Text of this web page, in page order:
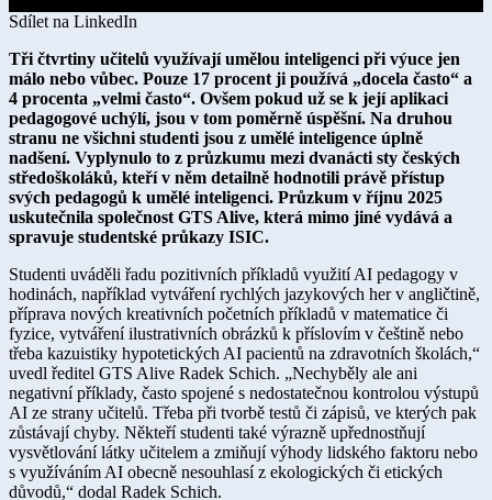
Sdílet na LinkedIn
Tři čtvrtiny učitelů využívají umělou inteligenci při výuce jen
málo nebo vůbec. Pouze 17 procent ji používá „docela často“ a
4 procenta „velmi často“. Ovšem pokud už se k její aplikaci
pedagogové uchýlí, jsou v tom poměrně úspěšní. Na druhou
stranu ne všichni studenti jsou z umělé inteligence úplně
nadšení. Vyplynulo to z průzkumu mezi dvanácti sty českých
středoškoláků, kteří v něm detailně hodnotili právě přístup
svých pedagogů k umělé inteligenci. Průzkum v říjnu 2025
uskutečnila společnost GTS Alive, která mimo jiné vydává a
spravuje studentské průkazy ISIC.
Studenti uváděli řadu pozitivních příkladů využití AI pedagogy v
hodinách, například vytváření rychlých jazykových her v angličtině,
příprava nových kreativních početních příkladů v matematice či
fyzice, vytváření ilustrativních obrázků k příslovím v češtině nebo
třeba kazuistiky hypotetických AI pacientů na zdravotních školách,“
uvedl ředitel GTS Alive Radek Schich. „Nechyběly ale ani
negativní příklady, často spojené s nedostatečnou kontrolou výstupů
AI ze strany učitelů. Třeba při tvorbě testů či zápisů, ve kterých pak
zůstávají chyby. Někteří studenti také výrazně upřednostňují
vysvětlování látky učitelem a zmiňují výhody lidského faktoru nebo
s využíváním AI obecně nesouhlasí z ekologických či etických
důvodů,“ dodal Radek Schich.